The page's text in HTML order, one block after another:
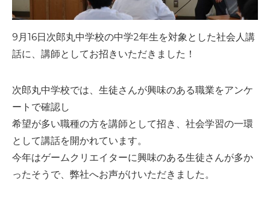
9月16日次郎丸中学校の中学2年生を対象とした社会人講
話に、講師としてお招きいただきました！
次郎丸中学校では、生徒さんが興味のある職業をアンケ
ートで確認し
希望が多い職種の方を講師として招き、社会学習の一環
として講話を開かれています。
今年はゲームクリエイターに興味のある生徒さんが多か
ったそうで、弊社へお声がけいただきました。